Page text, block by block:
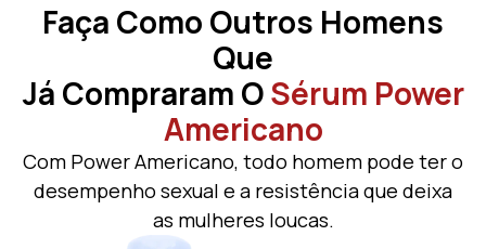
Faça Como Outros Homens
Que
Já Compraram OSérum Power
Americano
Com Power Americano, todo homem pode ter o
desempenho sexual e a resistência que deixa
as mulheres loucas.